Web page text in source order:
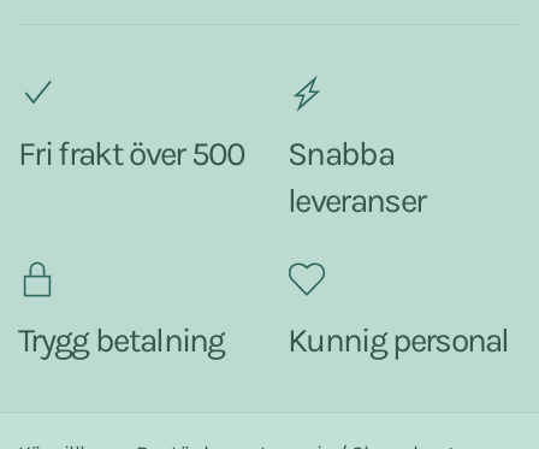
Fri frakt över 500
Snabba
leveranser
Trygg betalning Kunnig personal